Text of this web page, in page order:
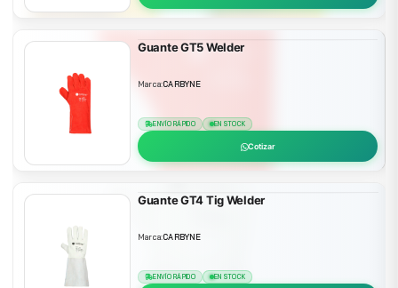
Guante GT5 Welder
Marca:CARBYNE
ENVÍO RÁPIDO EN STOCK
Cotizar
Guante GT4 Tig Welder
Marca:CARBYNE
ENVÍO RÁPIDO EN STOCK